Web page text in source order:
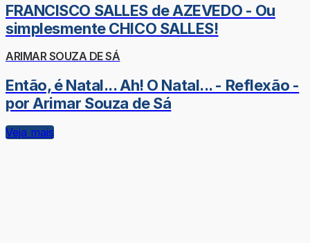
FRANCISCO SALLES de AZEVEDO - Ou
simplesmente CHICO SALLES!
ARIMAR SOUZA DE SÁ
Então, é Natal... Ah! O Natal... - Reflexão -
por Arimar Souza de Sá
Veja mais